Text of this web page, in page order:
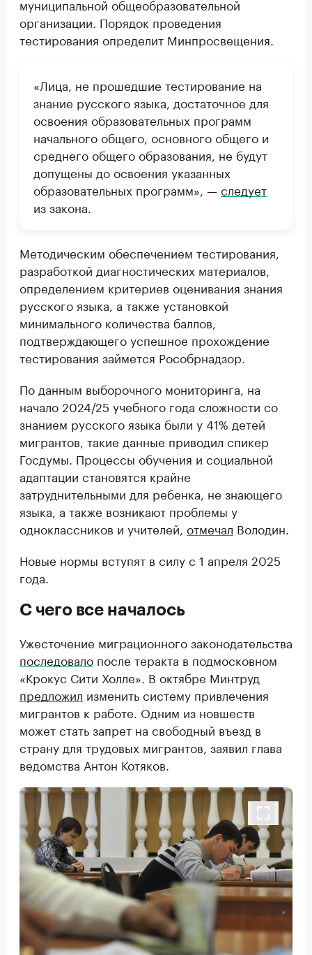
муниципальной общеобразовательной
организации. Порядок проведения
тестирования определит Минпросвещения.
«Лица, не прошедшие тестирование на
знание русского языка, достаточное для
освоения образовательных программ
начального общего, основного общего и
среднего общего образования, не будут
допущены до освоения указанных
образовательных программ», —следует
из закона.
Методическим обеспечением тестирования,
разработкой диагностических материалов,
определением критериев оценивания знания
русского языка, а также установкой
минимального количества баллов,
подтверждающего успешное прохождение
тестирования займется Рособрнадзор.
По данным выборочного мониторинга, на
начало 2024/25 учебного года сложности со
знанием русского языка были у 41% детей
мигрантов, такие данные приводил спикер
Госдумы. Процессы обучения и социальной
адаптации становятся крайне
затруднительными для ребенка, не знающего
языка, а также возникают проблемы у
одноклассников и учителей, отмечал Володин.
Новые нормы вступят в силу с 1 апреля 2025
года.
С чего все началось
Ужесточение миграционного законодательства
последовало после теракта в подмосковном
«Крокус Сити Холле». В октябре Минтруд
предложил изменить систему привлечения
мигрантов к работе. Одним из новшеств
может стать запрет на свободный въезд в
страну для трудовых мигрантов, заявил глава
ведомства Антон Котяков.